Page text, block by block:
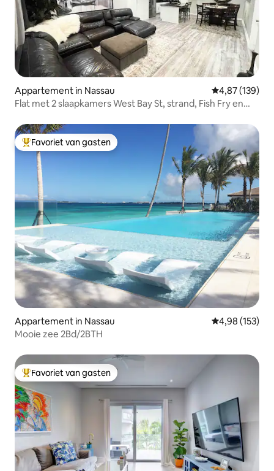
Appartement in Nassau Gemiddelde
4,87 (139)
Flat met 2 slaapkamers West Bay St, strand, Fish Fry en
Topfavoriet van gasten
Favoriet van gasten
Appartement in Nassau Gemiddelde
4,98 (153)
Mooie zee 2Bd/2BTH
Topfavoriet van gasten
Favoriet van gasten